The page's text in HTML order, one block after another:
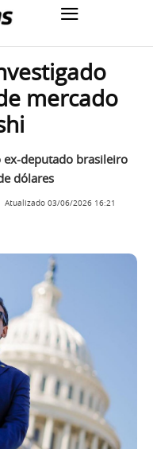
mercado
ex-deputado brasileiro
dólares
Atualizado 03/06/2026 16:21